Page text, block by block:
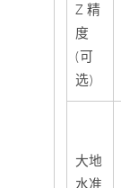
Z 精
度
(可
选)
大地